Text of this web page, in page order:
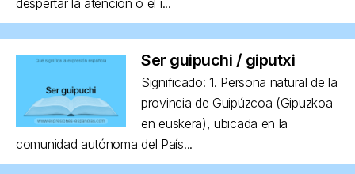
Ser guipuchi / giputxi
Significado: 1. Persona natural de la
provincia de Guipúzcoa (Gipuzkoa
en euskera), ubicada en la
comunidad autónoma del País...